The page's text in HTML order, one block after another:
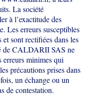
La société
à l’exactitude des
Les erreurs susceptibles
et sontrectifiées dans les
de CALDARII SAS ne
erreurs minimes qui
les précautions prises dans
un échange ouun
de contestation.